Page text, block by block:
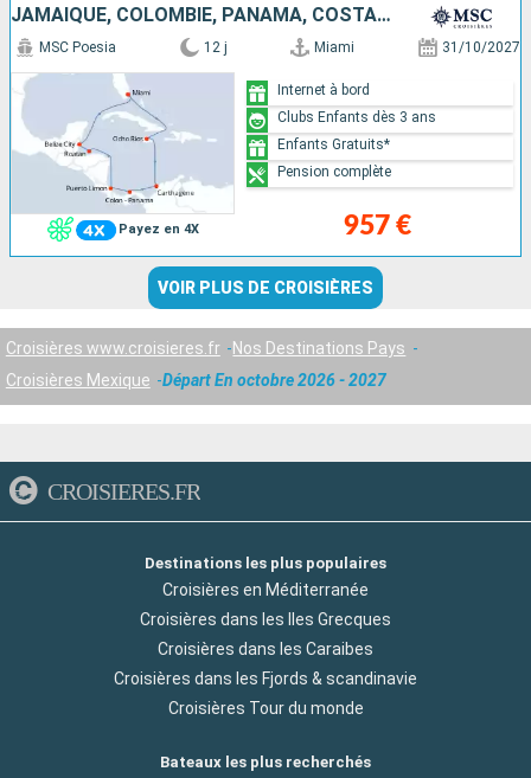
JAMAÏQUE, COLOMBIE, PANAMA, COSTA RICA, HONDURAS, BELIZE, ÉTATS-UNIS
Payez en 4X
MSC Poesia 12 j Miami 31/10/2027
957 €
Internet à bord
Clubs Enfants dès 3 ans
Enfants Gratuits*
Pension complète
VOIR PLUS DE CROISIÈRES
Croisières www.croisieres.fr
Nos Destinations Pays
Croisières Mexique
Départ En octobre 2026 - 2027
CROISIERES.FR
Destinations les plus populaires
Croisières en Méditerranée
Croisières dans les Iles Grecques
Croisières dans les Caraibes
Croisières dans les Fjords & scandinavie
Croisières Tour du monde
Bateaux les plus recherchés